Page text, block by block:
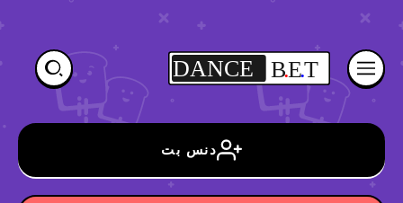
DANCE B.E.T
دنس بت